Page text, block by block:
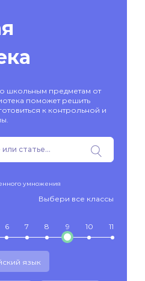
школьным предметам от
поможет решить
к контрольной и
умножения
Выбери все классы
6 7 8 9 10 11
язык